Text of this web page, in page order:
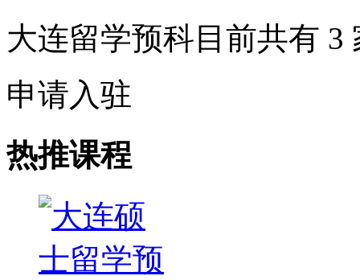
大连留学预科目前共有 3
申请入驻
热推课程